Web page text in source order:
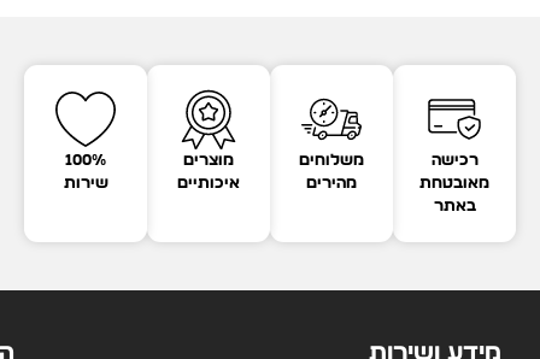
רכישה
מאובטחת
באתר
משלוחים
מהירים
מוצרים
איכותיים
100%
שירות
מידע ושירות